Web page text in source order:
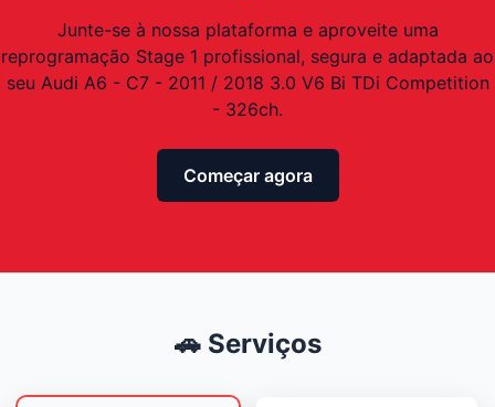
Junte-se à nossa plataforma e aproveite uma
reprogramação Stage 1 profissional, segura e adaptada ao
seu Audi A6 - C7 - 2011 / 2018 3.0 V6 Bi TDi Competition
- 326ch.
Começar agora
🚗 Serviços